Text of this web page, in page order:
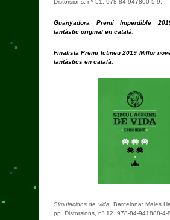
Guanyadora Premi Imperdible
fantàstic original en català.
Finalista Premi Ictineu 2019 Millor
fantàstics en català.
Simulacions de vida. Barcelona: Males
pp. Distorsions, nº 12. 978-84-941888-4-